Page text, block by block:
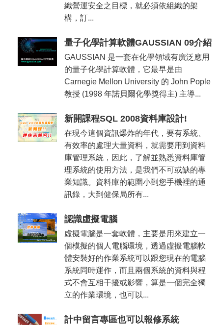
織營運安全之目標，就必須依組織的架
構，訂...
量子化學計算軟體GAUSSIAN 09介紹
GAUSSIAN 是一套在化學領域有廣泛應用
的量子化學計算軟體，它最早是由
Carnegie Mellon University 的 John Pople
教授 (1998 年諾貝爾化學獎得主) 主導...
新開課程SQL 2008資料庫設計!
在現今這個資訊爆炸的年代，要有系統、
有效率的處理大量資料，就需要用到資料
庫管理系統，因此，了解並熟悉資料庫管
理系統的使用方法，是我們不可或缺的專
業知識。資料庫的範圍小到您手機裡的通
訊錄，大到健保局所有...
認識虛擬電腦
虛擬電腦是一套軟體，主要是用來建立一
個模擬的個人電腦環境，透過虛擬電腦軟
體安裝好的作業系統可以跟您現在的電腦
系統同時運作，而且兩個系統的資料與程
式不會互相干擾或影響，算是一個完全獨
立的作業環境，也可以...
計中留言專區也可以報修系統